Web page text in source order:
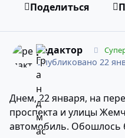
Поделиться
редактор
Опубликовано 22
Днем, 22 января, на
проспекта и улицы
автомобиль. Обошлось